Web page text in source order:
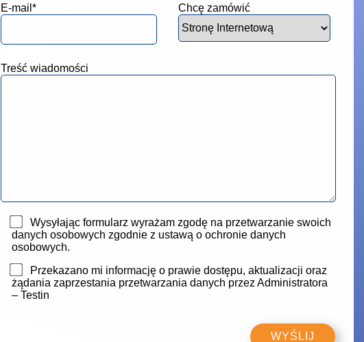
E-mail* Chcę zamówić
Treść wiadomości
Wysyłając formularz wyrażam zgodę na przetwarzanie swoich
danych osobowych zgodnie z ustawą o ochronie danych
osobowych.
Przekazano mi informację o prawie dostępu, aktualizacji oraz
żądania zaprzestania przetwarzania danych przez Administratora
– Testin